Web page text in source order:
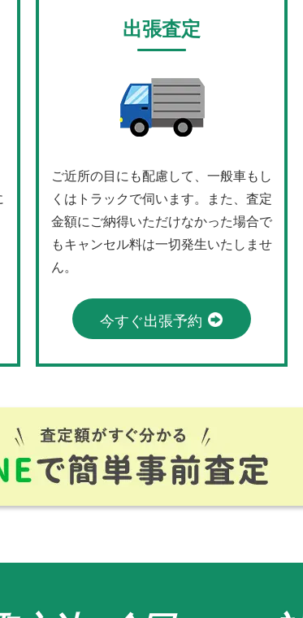
出張査定
ご近所の目にも配慮して、一般車もし
くはトラックで伺います。また、査定
金額にご納得いただけなかった場合で
もキャンセル料は一切発生いたしませ
ん。
今すぐ出張予約